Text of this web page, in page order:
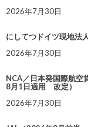
2026年7月30日
にしてつドイツ現地法
2026年7月30日
NCA／日本発国際航空
8月1日適用 改定）
2026年7月30日